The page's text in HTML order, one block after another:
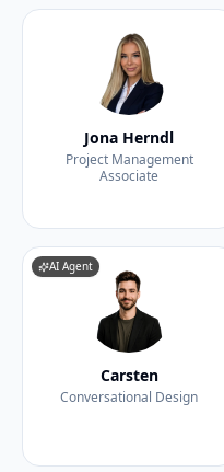
Jona Herndl
Project Management
Associate
AI Agent
Carsten
Conversational Design